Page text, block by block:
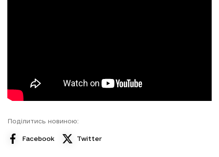
Поділитись новиною:
Facebook Twitter